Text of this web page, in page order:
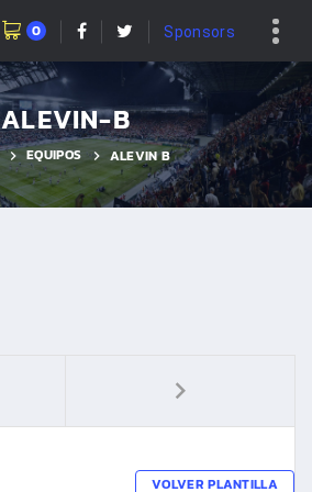
0 Sponsors
ALEVIN-B
EQUIPOS ALEVIN B
VOLVER PLANTILLA